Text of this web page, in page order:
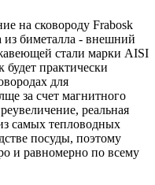
на сковороду Frabosk
из биметалла - внешний
стали марки AISI
практически
для
за счет магнитного
реальная
самых тепловодных
посуды, поэтому
и равномерно по всему